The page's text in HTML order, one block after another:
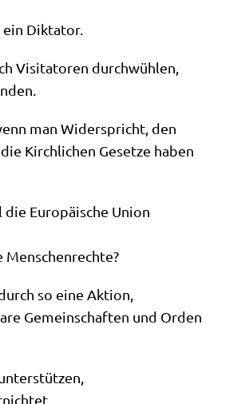
Diktator.
Visi­ta­to­ren durchwühlen,
man Wider­spricht, den
Kirch­li­chen Geset­ze haben
die Euro­päi­sche Union
Menschenrechte?
so eine Aktion,
Gemein­schaf­ten und Orden